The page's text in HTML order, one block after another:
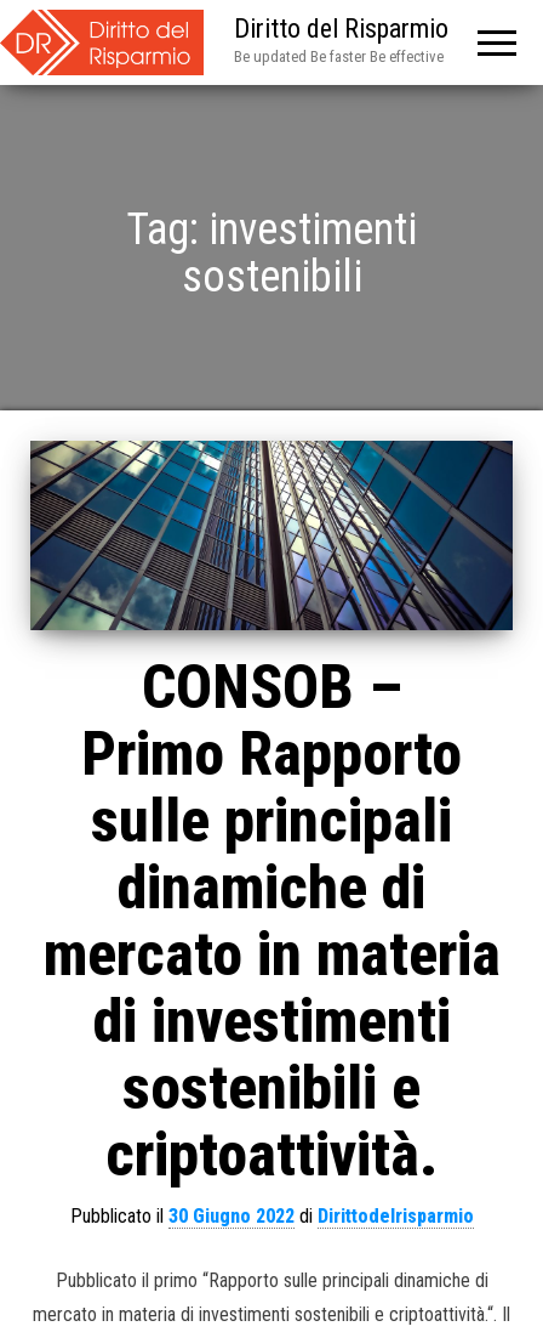
Diritto del Risparmio
Be updated Be faster Be effective
Tag: investimenti
sostenibili
CONSOB –
Primo Rapporto
sulle principali
dinamiche di
mercato in materia
di investimenti
sostenibili e
criptoattività.
Pubblicato il 30 Giugno 2022di Dirittodelrisparmio
Pubblicato il primo “Rapporto sulle principali dinamiche di
mercato in materia di investimenti sostenibili e criptoattività.“. Il